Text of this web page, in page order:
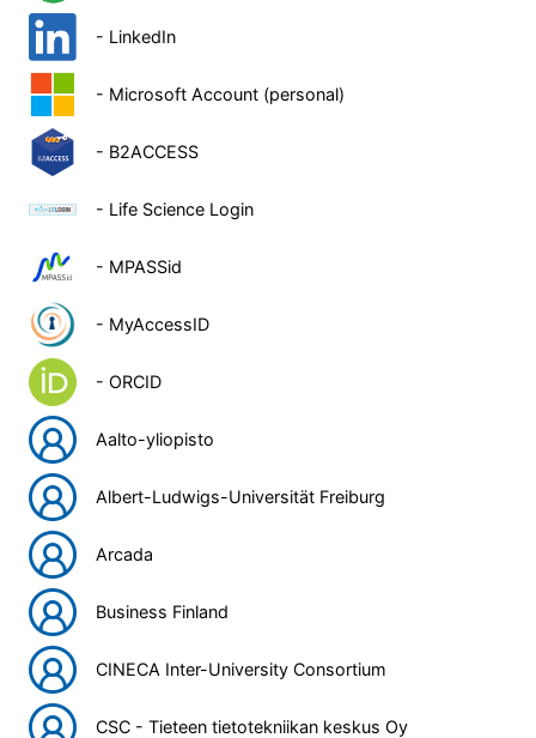
- LinkedIn
- Microsoft Account (personal)
- B2ACCESS
- Life Science Login
- MPASSid
- MyAccessID
- ORCID
Aalto-yliopisto
Albert-Ludwigs-Universität Freiburg
Arcada
Business Finland
CINECA Inter-University Consortium
CSC - Tieteen tietotekniikan keskus Oy